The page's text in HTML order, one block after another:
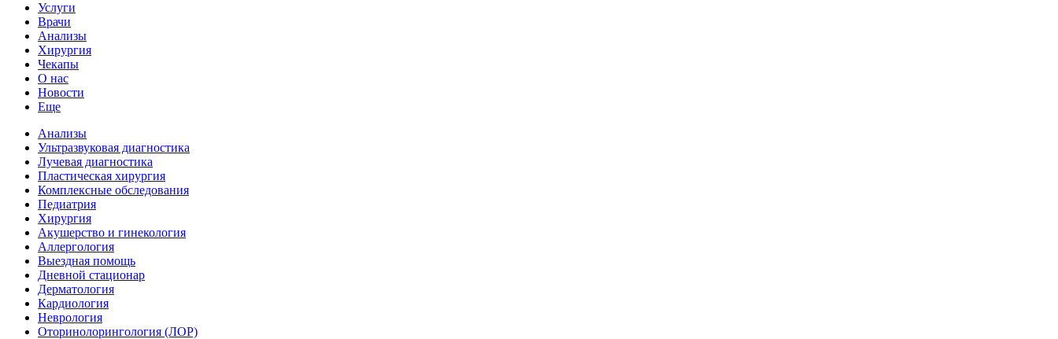
Услуги
Врачи
Анализы
Хирургия
Чекапы
О нас
Новости
Еще
Анализы
Ультразвуковая диагностика
Лучевая диагностика
Пластическая хирургия
Комплексные обследования
Педиатрия
Хирургия
Акушерство и гинекология
Аллергология
Выездная помощь
Дневной стационар
Дерматология
Кардиология
Неврология
Оторинолорингология (ЛОР)